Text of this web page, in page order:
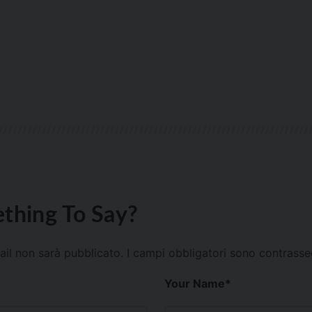
To Say?
non sarà pubblicato. I campi obbligatori sono
Your Name*